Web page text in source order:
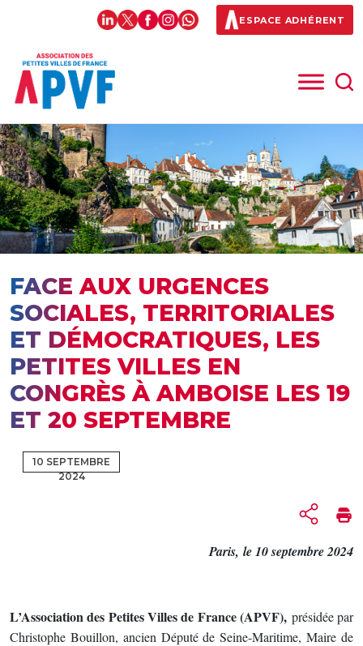
ESPACE ADHÉRENT
FACE AUX URGENCES
SOCIALES, TERRITORIALES
ET DÉMOCRATIQUES, LES
PETITES VILLES EN
CONGRÈS À AMBOISE LES 19
ET 20 SEPTEMBRE
10 SEPTEMBRE
2024
Paris, le 10 septembre 2024
L’Association des Petites Villes de France (APVF), présidée par
Christophe Bouillon, ancien Député de Seine-Maritime, Maire de